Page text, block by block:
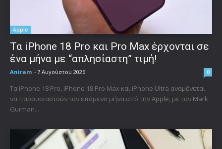
Apple
Τα iPhone 18 Pro και Pro Max έρχονται σε
ένα μήνα με “απλησίαστη” τιμή!
Aniram - 7 Αυγούστου 2026 0
Τα iPhone 18 Pro, iPhone 18 Pro Max και iPhone Ultra αναμένεται
να παρουσιαστούν τον επόμενο μήνα από την Apple, με τον Mark
Gurman...